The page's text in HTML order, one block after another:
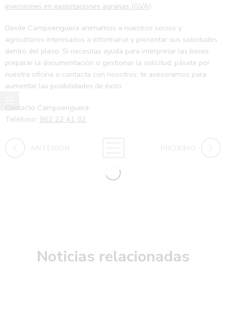
inversiones en explotaciones agrarias (GVA)
Desde Campoenguera animamos a nuestros socios y
agricultores interesados a informarse y presentar sus solicitudes
dentro del plazo. Si necesitas ayuda para interpretar las bases,
preparar la documentación o gestionar la solicitud, pásate por
nuestra oficina o contacta con nosotros; te asesoramos para
aumentar las posibilidades de éxito.
Contacto Campoenguera:
Teléfono: 962 22 41 02
Noticias relacionadas